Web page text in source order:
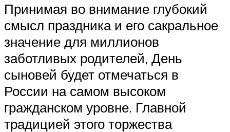
Принимая во внимание глубокий
смысл праздника и его сакральное
значение для миллионов
заботливых родителей, День
сыновей будет отмечаться в
России на самом высоком
гражданском уровне. Главной
традицией этого торжества